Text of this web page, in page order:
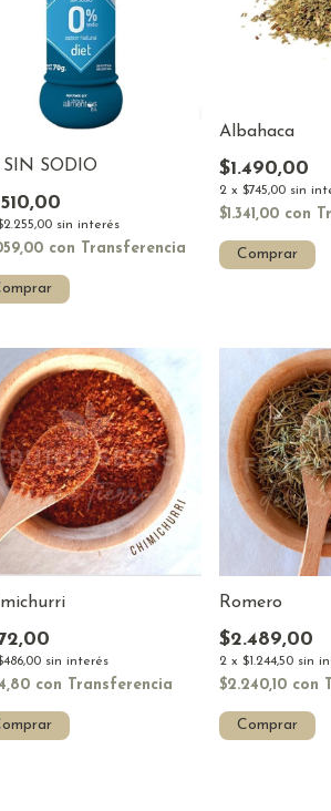
SIN SODIO
sin interés
con Transferencia
Albahaca
$1.490,00
2 x$745,00 sin
$1.341,00 con
Comprar
sin interés
con Transferencia
Romero
$2.489,00
2 x$1.244,50 sin
$2.240,10 con
Comprar